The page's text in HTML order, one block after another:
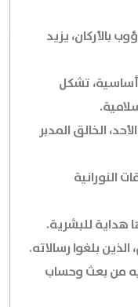
بالأركان، يزيد
تشكل
الخالق المدبر
النورانية
هداية للبشرية.
بلغوا رسالاته.
فيه من بعث وحساب